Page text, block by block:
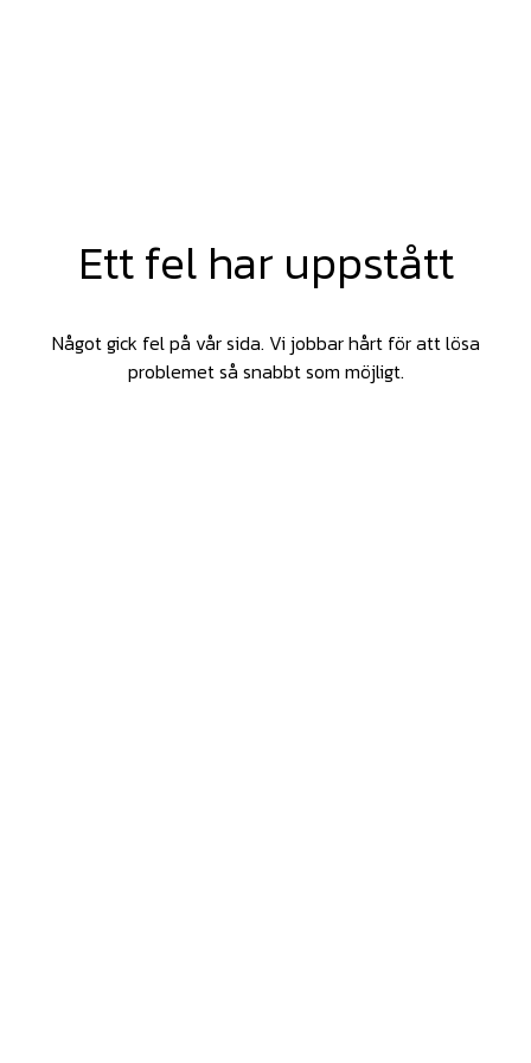
Ett fel har uppstått
Något gick fel på vår sida. Vi jobbar hårt för att lösa
problemet så snabbt som möjligt.